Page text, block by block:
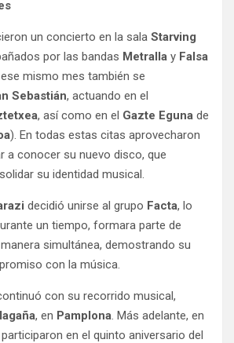
un concierto en la sala Starving
por las bandas Metralla y Falsa
mismo mes también se
Sebastián, actuando en el
, así como en el Gazte Eguna de
). En todas estas citas aprovecharon
a conocer su nuevo disco, que
su identidad musical.
decidió unirse al grupo Facta, lo
un tiempo, formara parte de
simultánea, demostrando su
con la música.
con su recorrido musical,
, en Pamplona. Más adelante, en
en el quinto aniversario del